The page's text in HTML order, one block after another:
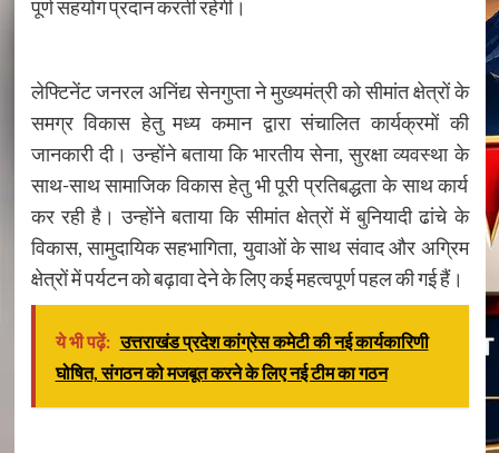
पूर्ण सहयोग प्रदान करती रहेगी।
लेफ्टिनेंट जनरल अनिंद्य सेनगुप्ता ने मुख्यमंत्री को सीमांत क्षेत्रों के
समग्र विकास हेतु मध्य कमान द्वारा संचालित कार्यक्रमों की
जानकारी दी। उन्होंने बताया कि भारतीय सेना, सुरक्षा व्यवस्था के
साथ-साथ सामाजिक विकास हेतु भी पूरी प्रतिबद्धता के साथ कार्य
कर रही है। उन्होंने बताया कि सीमांत क्षेत्रों में बुनियादी ढांचे के
विकास, सामुदायिक सहभागिता, युवाओं के साथ संवाद और अग्रिम
क्षेत्रों में पर्यटन को बढ़ावा देने के लिए कई महत्वपूर्ण पहल की गई हैं।
ये भी पढ़ें: उत्तराखंड प्रदेश कांग्रेस कमेटी की नई कार्यकारिणी
घोषित, संगठन को मजबूत करने के लिए नई टीम का गठन